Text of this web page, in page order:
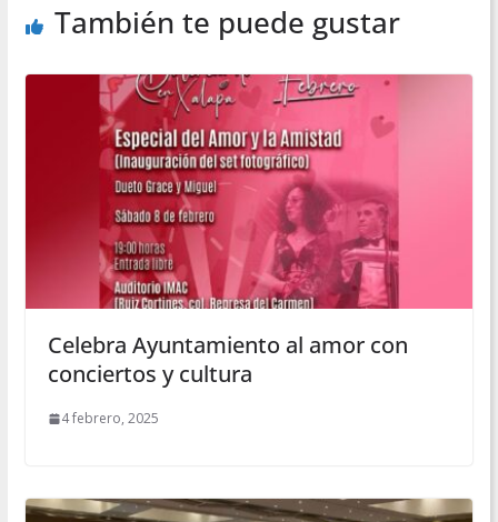
También te puede gustar
Celebra Ayuntamiento al amor con
conciertos y cultura
4 febrero, 2025